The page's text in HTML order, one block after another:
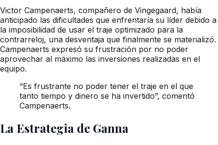
Victor Campenaerts, compañero de Vingegaard, había
anticipado las dificultades que enfrentaría su líder debido a
la imposibilidad de usar el traje optimizado para la
contrarreloj, una desventaja que finalmente se materializó.
Campenaerts expresó su frustración por no poder
aprovechar al máximo las inversiones realizadas en el
equipo.
“Es frustrante no poder tener el traje en el que
tanto tiempo y dinero se ha invertido”, comentó
Campenaerts.
La Estrategia de Ganna